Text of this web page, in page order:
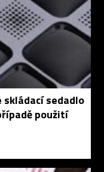
sedadlo
použití